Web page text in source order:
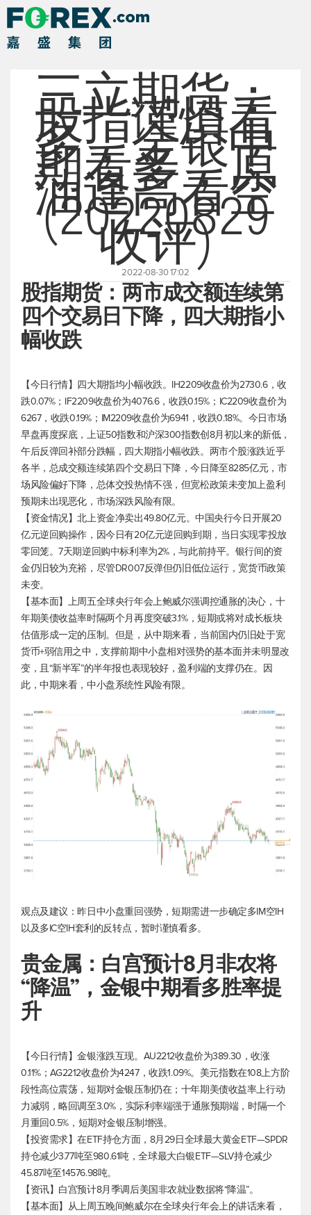
三立期货：
股指谨慎看
多，金银中
期看多，原
油逢高看空
(20220829
收评)
2022-08-30 17:02
股指期货：两市成交额连续第
四个交易日下降，四大期指小
幅收跌
【今日行情】四大期指均小幅收跌。IH2209收盘价为2730.6，收
跌0.07%；IF2209收盘价为4076.6，收跌0.15%；IC2209收盘价为
6267，收跌0.19%；IM2209收盘价为6941，收跌0.18%。今日市场
早盘再度探底，上证50指数和沪深300指数创8月初以来的新低，
午后反弹回补部分跌幅，四大期指小幅收跌。两市个股涨跌近乎
各半，总成交额连续第四个交易日下降，今日降至8285亿元，市
场风险偏好下降，总体交投热情不强，但宽松政策未变加上盈利
预期未出现恶化，市场深跌风险有限。
【资金情况】北上资金净卖出49.80亿元。中国央行今日开展20
亿元逆回购操作，因今日有20亿元逆回购到期，当日实现零投放
零回笼。7天期逆回购中标利率为2%，与此前持平。银行间的资
金仍旧较为充裕，尽管DR007反弹但仍旧低位运行，宽货币政策
未变。
【基本面】上周五全球央行年会上鲍威尔强调控通胀的决心，十
年期美债收益率时隔两个月再度突破3.1%，短期或将对成长板块
估值形成一定的压制。但是，从中期来看，当前国内仍旧处于宽
货币+弱信用之中，支撑前期中小盘相对强势的基本面并未明显改
变，且“新半军”的半年报也表现较好，盈利端的支撑仍在。因
此，中期来看，中小盘系统性风险有限。
观点及建议：昨日中小盘重回强势，短期需进一步确定多IM空IH
以及多IC空IH套利的反转点，暂时谨慎看多。
贵金属：白宫预计8月非农将
“降温”，金银中期看多胜率提
升
【今日行情】金银涨跌互现。AU2212收盘价为389.30，收涨
0.11%；AG2212收盘价为4247，收跌1.09%。 美元指数在108上方阶
段性高位震荡，短期对金银压制仍在；十年期美债收益率上行动
力减弱，略回调至3.0%，实际利率端强于通胀预期端，时隔一个
月重回0.5%，短期对金银压制增强。
【投资需求】在ETF持仓方面，8月29日全球最大黄金ETF—SPDR
持仓减少3.77吨至980.61吨，全球最大白银ETF—SLV持仓减少
45.87吨至14576.98吨。
【资讯】白宫预计8月季调后美国非农就业数据将“降温”。
【基本面】从上周五晚间鲍威尔在全球央行年会上的讲话来看，